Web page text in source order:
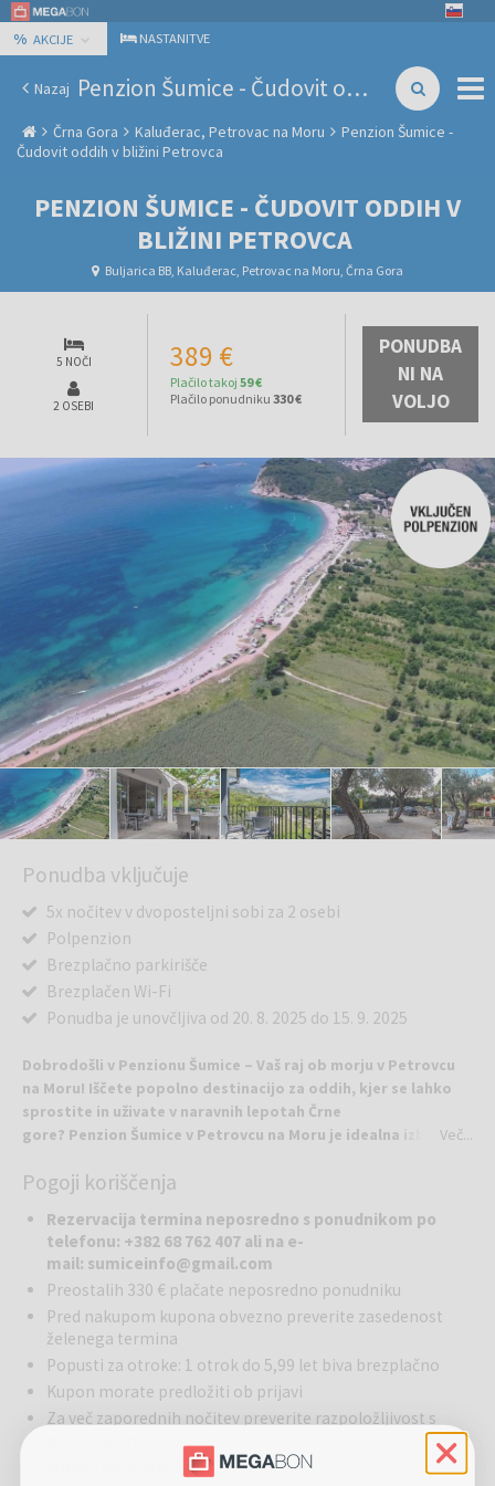
% AKCIJE NASTANITVE
Nazaj Penzion Šumice - Čudovit oddih v bližini Petrovca
Črna Gora Kaluđerac, Petrovac na Moru
Penzion Šumice -
Čudovit oddih v bližini Petrovca
PENZION ŠUMICE - ČUDOVIT ODDIH V
BLIŽINI PETROVCA
Buljarica BB, Kaluđerac, Petrovac na Moru, Črna Gora
5 NOČI
2 OSEBI
389 €
Plačilo takoj 59 €
Plačilo ponudniku 330 €
PONUDBA
NI NA
VOLJO
Ponudba vključuje
5x nočitev v dvoposteljni sobi za 2 osebi
Polpenzion
Brezplačno parkirišče
Brezplačen Wi-Fi
Ponudba je unovčljiva od 20. 8. 2025 do 15. 9. 2025
Dobrodošli v Penzionu Šumice – Vaš raj ob morju v Petrovcu
na Moru! Iščete popolno destinacijo za oddih, kjer se lahko
sprostite in uživate v naravnih lepotah Črne
gore? Penzion Šumice v Petrovcu na Moru je idealna izbira!
kjer lahko uživate v kristalno čistem morju in sončnih žarkih.
udoben oddih. Gostom so na voljo restavracija, kjer lahko okusite
lokalne in mednarodne jedi, čudovit vrt, kjer lahko uživate v miru in
naravi, ter prijetna terasa in bar, kjer se lahko sprostite ob osvežilni
pijači.
Poleg tega vam ponujajo brezplačen WiFi in zasebno parkirišče, da
bo vaše bivanje še bolj udobno. Vse sobe so opremljene s klimatsko
napravo in kabelsko TV, kar vam omogoča, da se po dnevu
raziskovanja prijetno ohladite in sprostite ob priljubljenih oddajah.
Vsako jutro vas bodo razvajali s svežim kontinentalnim zajtrkom, da
boste lahko dan začeli polni energije. Za tiste, ki si želijo dodatnih
avantur, ponujejo pa izposojo koles in najem vozil, kar vam
Več...
Pogoji koriščenja
Rezervacija termina neposredno s ponudnikom po
telefonu: +382 68 762 407 ali na e-
mail: sumiceinfo@gmail.com
Preostalih 330 € plačate neposredno ponudniku
Pred nakupom kupona obvezno preverite zasedenost
želenega termina
Popusti za otroke: 1 otrok do 5,99 let biva brezplačno
Kupon morate predložiti ob prijavi
Za več zaporednih nočitev preverite razpoložljivost s
Kuponi so nevračljivi